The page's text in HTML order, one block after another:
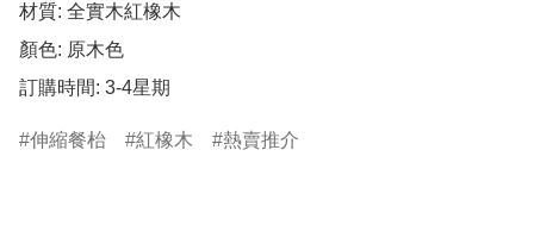
材質: 全實木紅橡木
顏色: 原木色
訂購時間: 3-4星期
伸縮餐枱 紅橡木 熱賣推介